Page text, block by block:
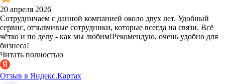
20 апреля 2026
Сотрудничаем с данной компанией около двух лет. Удобный
сервис, отзывчивые сотрудники, которые всегда на связи. Всё
чётко и по делу - как мы любим!Рекомендую, очень удобно для
бизнеса!
Читать полностью
Отзыв в Яндекс.Картах